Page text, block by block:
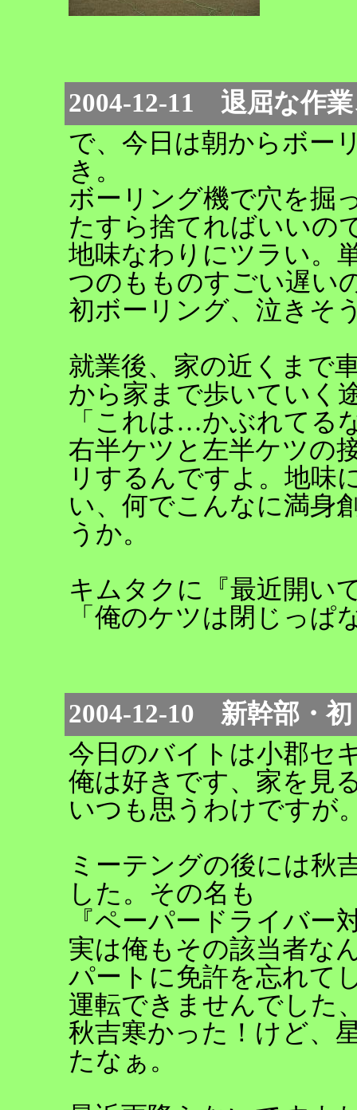
2004-12-11 退屈な作
で、今日は朝からボー
き。
ボーリング機で穴を掘
たすら捨てればいいの
地味なわりにツラい。
つのもものすごい遅い
初ボーリング、泣きそ
就業後、家の近くまで
から家まで歩いていく
「これは…かぶれてる
右半ケツと左半ケツの
リするんですよ。地味
い、何でこんなに満身
うか。
キムタクに『最近開い
「俺のケツは閉じっぱ
2004-12-10 新幹部・
今日のバイトは小郡セ
俺は好きです、家を見
いつも思うわけですが
ミーテングの後には秋
した。その名も
『ペーパードライバー
実は俺もその該当者な
パートに免許を忘れて
運転できませんでした
秋吉寒かった！けど、
たなぁ。